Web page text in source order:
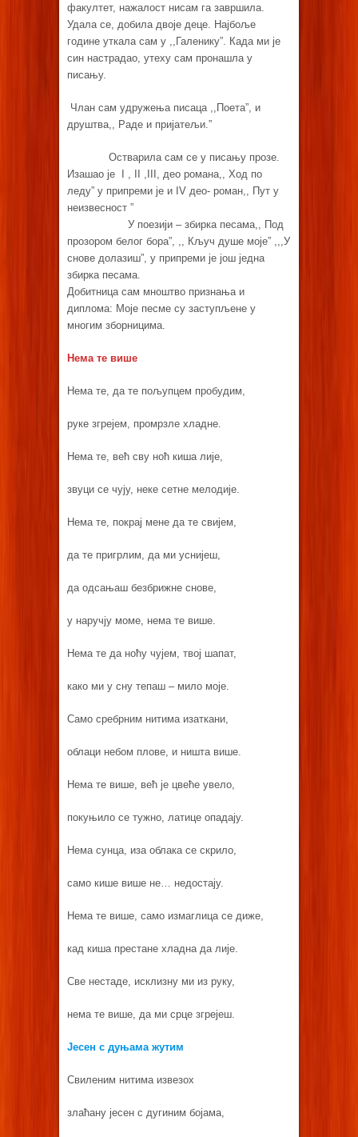
факултет, нажалост нисам га завршила.
Удала се, добила двоје деце. Најбоље
године уткала сам у ,,Галенику”. Када ми је
син настрадао, утеху сам пронашла у
писању.
Члан сам удружења писаца ,,Поета”, и
друштва,, Раде и пријатељи.”
Остварила сам се у писању прозе.
Изашао је I , II ,III, део романа,, Ход по
леду” у припреми је и IV део- роман,, Пут у
неизвесност ”
У поезији – збирка песама,, Под
прозором белог бора”, ,, Кључ душе моје” ,,,У
снове долазиш”, у припреми је још једна
збирка песама.
Добитница сам мноштво признања и
диплома: Моје песме су заступљене у
многим зборницима.
Нема те више
Нема те, да те пољупцем пробудим,
руке згрејем, промрзле хладне.
Нема те, већ сву ноћ киша лије,
звуци се чују, неке сетне мелодије.
Нема те, покрај мене да те свијем,
да те пригрлим, да ми уснијеш,
да одсањаш безбрижне снове,
у наручју моме, нема те више.
Нема те да ноћу чујем, твој шапат,
како ми у сну тепаш – мило моје.
Само сребрним нитима изаткани,
облаци небом плове, и ништа више.
Нема те више, већ је цвеће увело,
покуњило се тужно, латице опадају.
Нема сунца, иза облака се скрило,
само кише више не… недостају.
Нема те више, само измаглица се диже,
кад киша престане хладна да лије.
Све нестаде, исклизну ми из руку,
нема те више, да ми срце згрејеш.
Јесен с дуњама жутим
Свиленим нитима извезох
злаћану јесен с дугиним бојама,